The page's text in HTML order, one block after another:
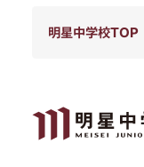
明星中学校TOP